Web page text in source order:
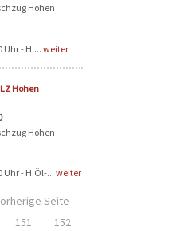
Hohen
Uhr - H:... weiter
Hohen
Hohen
Uhr - H:Öl-... weiter
Seite
151
152